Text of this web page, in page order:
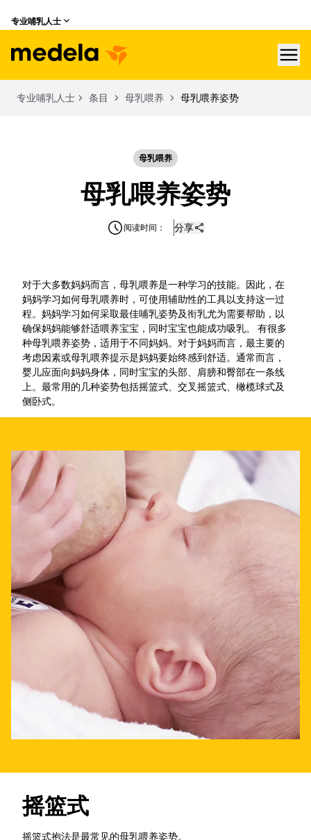
专业哺乳人士
专业哺乳人士 条目 母乳喂养 母乳喂养姿势
母乳喂养
母乳喂养姿势
阅读时间： 分享
对于大多数妈妈而言，母乳喂养是一种学习的技能。因此，在
妈妈学习如何母乳喂养时，可使用辅助性的工具以支持这一过
程。妈妈学习如何采取最佳哺乳姿势及衔乳尤为需要帮助，以
确保妈妈能够舒适喂养宝宝，同时宝宝也能成功吸乳。 有很多
种母乳喂养姿势，适用于不同妈妈。对于妈妈而言，最主要的
考虑因素或母乳喂养提示是妈妈要始终感到舒适。通常而言，
婴儿应面向妈妈身体，同时宝宝的头部、肩膀和臀部在一条线
上。最常用的几种姿势包括摇篮式、交叉摇篮式、橄榄球式及
侧卧式。
摇篮式
摇篮式抱法是最常见的母乳喂养姿势。